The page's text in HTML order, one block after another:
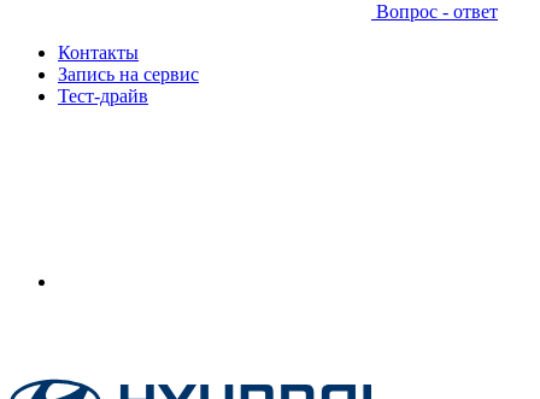
Вопрос - ответ
Контакты
Запись на сервис
Тест-драйв